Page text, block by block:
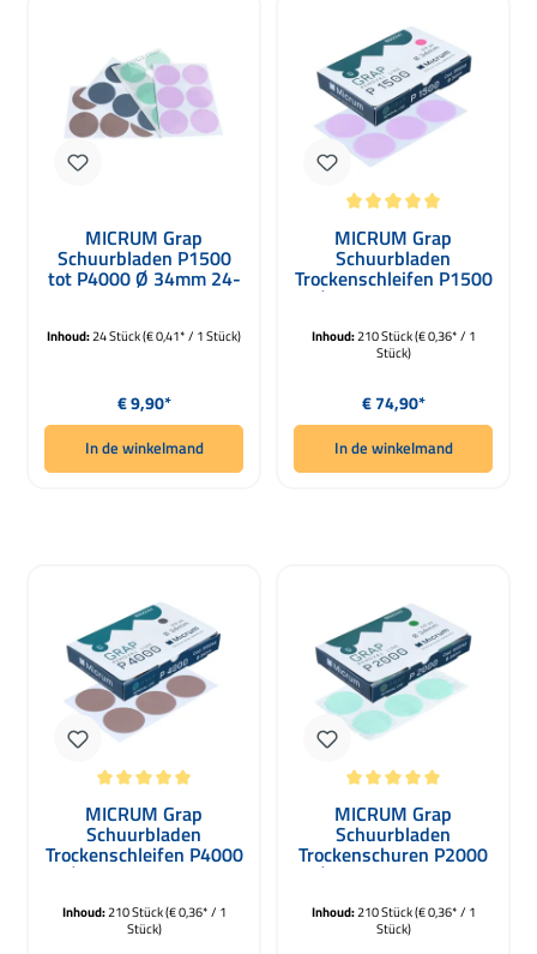
MICRUM Grap
Schuurbladen P1500
tot P4000 Ø 34mm 24-
Inhoud:24 Stück(€ 0,41* / 1 Stück)
Normale prijs:
€ 9,90*
In de winkelmand
MICRUM Grap
Schuurbladen
Trockenschleifen P1500
Ø 34mm 210 Stuks
Inhoud:210 Stück(€ 0,36* / 1
Stück)
Normale prijs:
€ 74,90*
In de winkelmand
Gemiddelde waardering van 5 van 5 sterren
MICRUM Grap
Schuurbladen
Trockenschleifen P4000
Ø 34mm 210 Stuks
Inhoud:210 Stück(€ 0,36* / 1
Stück)
Gemiddelde waardering van 5 van
MICRUM Grap
Schuurbladen
Trockenschuren P2000
Ø 34mm 210 Stuks
Inhoud:210 Stück(€ 0,36* / 1
Stück)